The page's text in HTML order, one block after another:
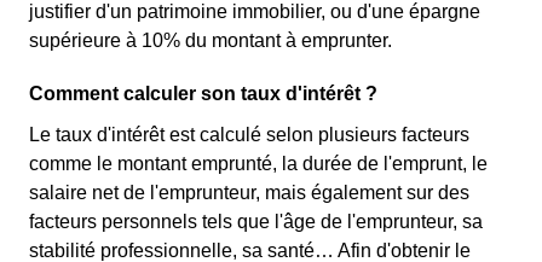
justifier d'un patrimoine immobilier, ou d'une épargne
supérieure à 10% du montant à emprunter.
Comment calculer son taux d'intérêt ?
Le taux d'intérêt est calculé selon plusieurs facteurs
comme le montant emprunté, la durée de l'emprunt, le
salaire net de l'emprunteur, mais également sur des
facteurs personnels tels que l'âge de l'emprunteur, sa
stabilité professionnelle, sa santé… Afin d'obtenir le